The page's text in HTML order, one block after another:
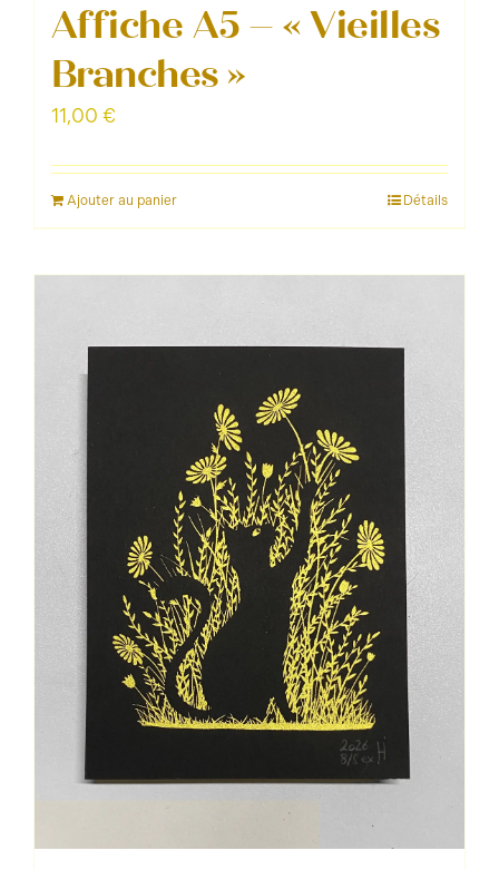
Affiche A5 – « Vieilles
Branches »
11,00 €
Ajouter au panier Détails